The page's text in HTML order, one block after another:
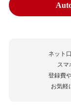
ネット
スマ
登録費
お気軽